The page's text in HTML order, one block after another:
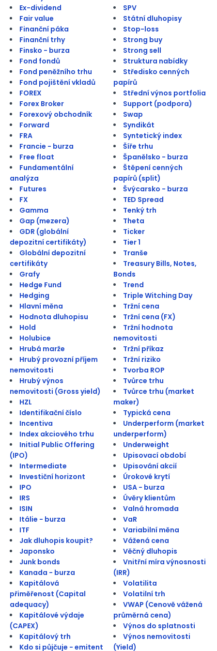
Ex-dividend
Fair value
Finanční páka
Finanční trhy
Finsko - burza
Fond fondů
Fond peněžního trhu
Fond pojištění vkladů
FOREX
Forex Broker
Forexový obchodník
Forward
FRA
Francie - burza
Free float
Fundamentální
analýza
Futures
FX
Gamma
Gap (mezera)
GDR (globální
depozitní certifikáty)
Globální depozitní
certifikáty
Grafy
Hedge Fund
Hedging
Hlavní měna
Hodnota dluhopisu
Hold
Holubice
Hrubá marže
Hrubý provozní příjem
nemovitosti
Hrubý výnos
nemovitosti (Gross yield)
HZL
Identifikační číslo
Incentiva
Index akciového trhu
Initial Public Offering
(IPO)
Intermediate
Investiční horizont
IPO
IRS
ISIN
Itálie - burza
ITF
Jak dluhopis koupit?
Japonsko
Junk bonds
Kanada - burza
Kapitálová
přiměřenost (Capital
adequacy)
Kapitálové výdaje
(CAPEX)
Kapitálový trh
Kdo si půjčuje - emitent
SPV
Státní dluhopisy
Stop-loss
Strong buy
Strong sell
Struktura nabídky
Středisko cenných
papírů
Střední výnos portfolia
Support (podpora)
Swap
Syndikát
Syntetický index
Šíře trhu
Španělsko - burza
Štěpení cenných
papírů (split)
Švýcarsko - burza
TED Spread
Tenký trh
Theta
Ticker
Tier 1
Tranše
Treasury Bills, Notes,
Bonds
Trend
Triple Witching Day
Tržní cena
Tržní cena (FX)
Tržní hodnota
nemovitosti
Tržní příkaz
Tržní riziko
Tvorba ROP
Tvůrce trhu
Tvůrce trhu (market
maker)
Typická cena
Underperform (market
underperform)
Underweight
Upisovací období
Upisování akcií
Úrokové krytí
USA - burza
Úvěry klientům
Valná hromada
VaR
Variabilní měna
Vážená cena
Věčný dluhopis
Vnitřní míra výnosnosti
(IRR)
Volatilita
Volatilní trh
VWAP (Cenově vážená
průměrná cena)
Výnos do splatnosti
Výnos nemovitosti
(Yield)